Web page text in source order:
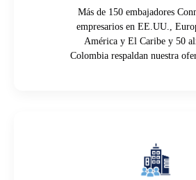
Más de 150 embajadores
empresarios en EE.UU.,
América y El Caribe y 50
Colombia respaldan nuestra